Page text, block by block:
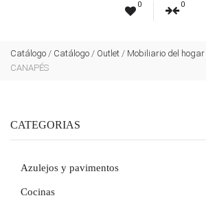
0 0
Catálogo / Catálogo / Outlet / Mobiliario del hogar
CANAPÉS
CATEGORIAS
Azulejos y pavimentos
Cocinas